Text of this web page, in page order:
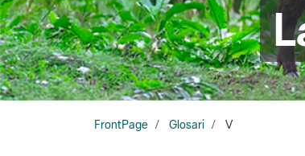
FrontPage Glosari V